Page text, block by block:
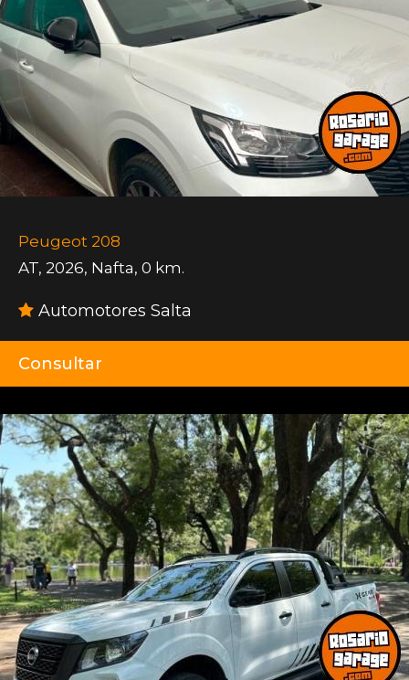
Peugeot 208
AT, 2026, Nafta, 0 km.
Automotores Salta
Consultar